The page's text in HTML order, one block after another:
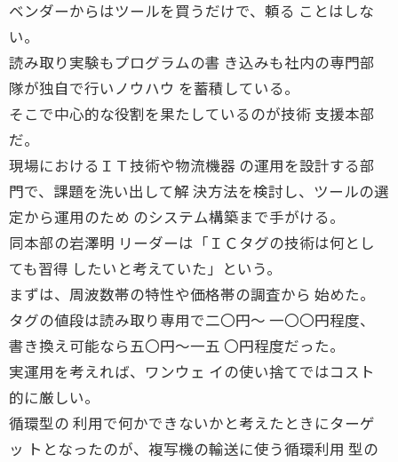
ベンダーからはツールを買うだけで、頼る ことはしな
い。
読み取り実験もプログラムの書 き込みも社内の専門部
隊が独自で行いノウハウ を蓄積している。
そこで中心的な役割を果たしているのが技術 支援本部
だ。
現場におけるＩＴ技術や物流機器 の運用を設計する部
門で、課題を洗い出して解 決方法を検討し、ツールの選
定から運用のため のシステム構築まで手がける。
同本部の岩澤明 リーダーは「ＩＣタグの技術は何とし
ても習得 したいと考えていた」という。
まずは、周波数帯の特性や価格帯の調査から 始めた。
タグの値段は読み取り専用で二〇円〜 一〇〇円程度、
書き換え可能なら五〇円〜一五 〇円程度だった。
実運用を考えれば、ワンウェ イの使い捨てではコスト
的に厳しい。
循環型の 利用で何かできないかと考えたときにターゲ
ッ トとなったのが、複写機の輸送に使う循環利用 型の